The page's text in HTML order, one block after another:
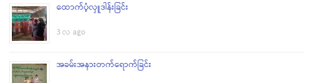
ထောက်ပံ့လှူဒါန်းခြင်း
3 လ ago
အခမ်းအနားတက်ရောက်ခြင်း